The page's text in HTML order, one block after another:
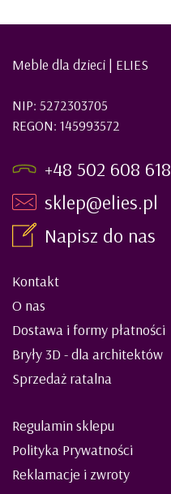
Meble dla dzieci | ELIES
NIP: 5272303705
REGON: 145993572
+48 502 608 618
sklep@elies.pl
Napisz do nas
Kontakt
O nas
Dostawa i formy płatności
Bryły 3D - dla architektów
Sprzedaż ratalna
Regulamin sklepu
Polityka Prywatności
Reklamacje i zwroty